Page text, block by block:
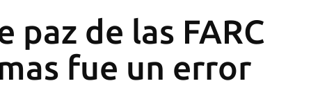
paz de las FARC
fue un error